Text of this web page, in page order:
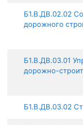
Б1.В.ДВ.02.02
дорожного
Б1.В.ДВ.03.01
дорожно-
Б1.В.ДВ.03.02